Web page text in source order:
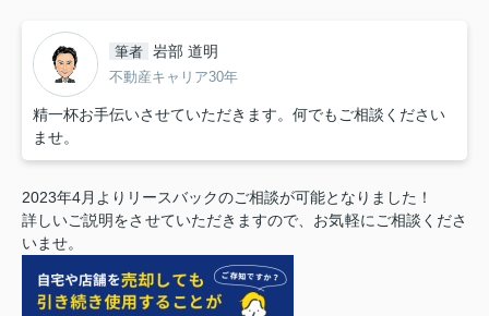
筆者 岩部 道明
不動産キャリア30年
精一杯お手伝いさせていただきます。何でもご相談ください
ませ。
2023年4月よりリースバックのご相談が可能となりました！
詳しいご説明をさせていただきますので、お気軽にご相談くださ
いませ。